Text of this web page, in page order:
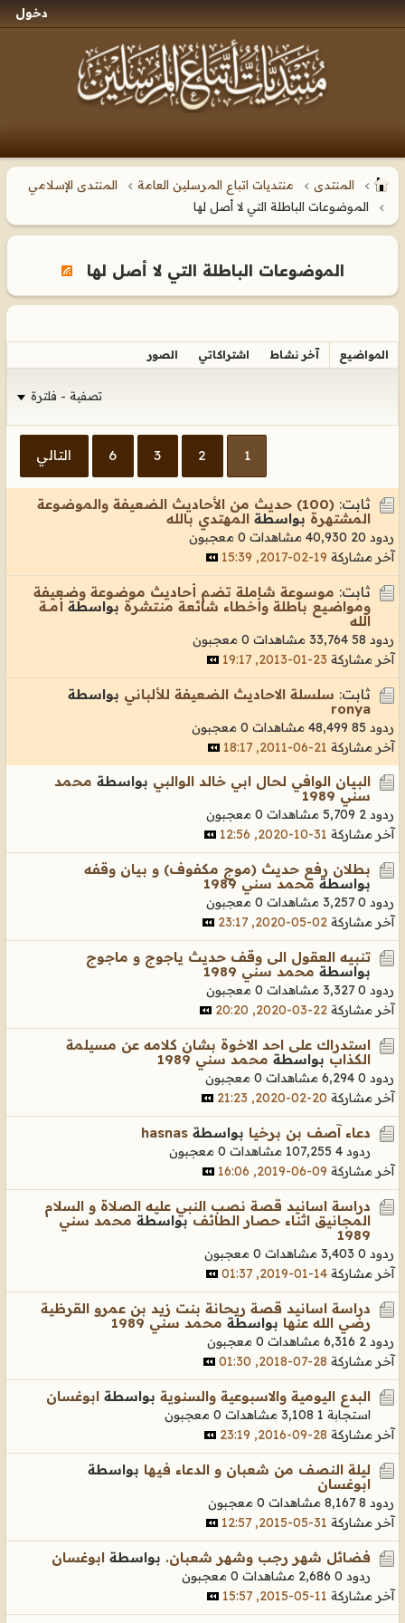
دخول
المنتدى منتديات اتباع المرسلين العامة
المنتدى الإسلامي
الموضوعات الباطلة التي لا أصل لها
الموضوعات الباطلة التي لا أصل لها
المواضيع آخر نشاط اشتراكاتي الصور
تصفية - فلترة
1
2
3
6 التالي
ثابت:
(100) حديث من الأحاديث الضعيفة والموضوعة
المشتهرة بواسطة المهتدي بالله
ردود 20 40,930 مشاهدات
0 معجبون
آخر مشاركة 19-02-2017, 15:39
ثابت: موسوعة شاملة تضم أحاديث موضوعة وضعيفة
ومواضيع باطلة وأخطاء شائعة منتشرة بواسطة أمـــة
الله
ردود 58 33,764 مشاهدات
0 معجبون
آخر مشاركة 23-01-2013, 19:17
ثابت: سلسلة الاحاديث الضعيفة للألباني بواسطة
ronya
ردود 85 48,499 مشاهدات
0 معجبون
آخر مشاركة 21-06-2011, 18:17
البيان الوافي لحال ابي خالد الوالبي بواسطة محمد
سني 1989
ردود 2 5,709 مشاهدات
0 معجبون
آخر مشاركة 31-10-2020, 12:56
بطلان رفع حديث (موج مكفوف) و بيان وقفه
بواسطة محمد سني 1989
ردود 0 3,257 مشاهدات
0 معجبون
آخر مشاركة 02-05-2020, 23:17
تنبيه العقول الى وقف حديث ياجوج و ماجوج
بواسطة محمد سني 1989
ردود 0 3,327 مشاهدات
0 معجبون
آخر مشاركة 22-03-2020, 20:20
استدراك على احد الاخوة بشان كلامه عن مسيلمة
الكذاب بواسطة محمد سني 1989
ردود 0 6,294 مشاهدات
0 معجبون
آخر مشاركة 20-02-2020, 21:23
دعاء آصف بن برخيا بواسطة hasnas
ردود 4 107,255 مشاهدات
0 معجبون
آخر مشاركة 09-06-2019, 16:06
دراسة اسانيد قصة نصب النبي عليه الصلاة و السلام
المجانيق اثناء حصار الطائف بواسطة محمد سني
1989
ردود 0 3,403 مشاهدات
0 معجبون
آخر مشاركة 14-01-2019, 01:37
دراسة اسانيد قصة ريحانة بنت زيد بن عمرو القرظية
رضي الله عنها بواسطة محمد سني 1989
ردود 2 6,316 مشاهدات
0 معجبون
آخر مشاركة 28-07-2018, 01:30
البدع اليومية والاسبوعية والسنوية بواسطة ابوغسان
استجابة 1 3,108 مشاهدات
0 معجبون
آخر مشاركة 28-09-2016, 23:19
ليلة النصف من شعبان و الدعاء فيها بواسطة
ابوغسان
ردود 8 8,167 مشاهدات
0 معجبون
آخر مشاركة 31-05-2015, 12:57
فضائل شهر رجب وشهر شعبان. بواسطة ابوغسان
ردود 0 2,686 مشاهدات
0 معجبون
آخر مشاركة 11-05-2015, 15:57